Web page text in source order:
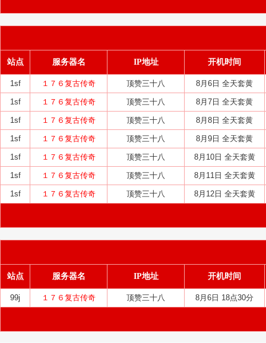
站点 服务器名 IP地址 开机时间
1sf １７６复古传奇 顶赞三十八 8月6日 全天套黄
1sf １７６复古传奇 顶赞三十八 8月7日 全天套黄
1sf １７６复古传奇 顶赞三十八 8月8日 全天套黄
1sf １７６复古传奇 顶赞三十八 8月9日 全天套黄
1sf １７６复古传奇 顶赞三十八 8月10日 全天套黄
1sf １７６复古传奇 顶赞三十八 8月11日 全天套黄
1sf １７６复古传奇 顶赞三十八 8月12日 全天套黄
站点 服务器名 IP地址 开机时间
99j １７６复古传奇 顶赞三十八 8月6日 18点30分